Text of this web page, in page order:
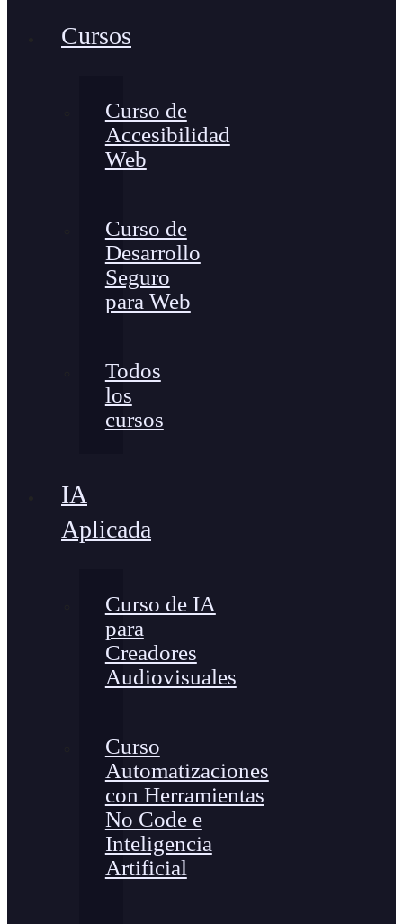
Cursos
Curso de
Accesibilidad
Web
Curso de
Desarrollo
Seguro
para Web
Todos
los
cursos
IA
Aplicada
Curso de IA
para
Creadores
Audiovisuales
Curso
Automatizaciones
con Herramientas
No Code e
Inteligencia
Artificial